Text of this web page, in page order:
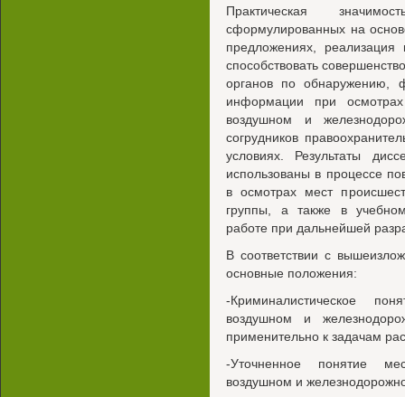
Практическая
сформулированных на
предложениях,
способствовать
органов по обнаружению,
информации при
воздушном и
согрудников
условиях. Результаты
использованы в процессе
в осмотрах мест
группы, а также в
работе при дальнейшей
В соответствии с
основные положения:
-Криминалистическое
воздушном и
применительно к задачам
-Уточненное понятие
воздушном и